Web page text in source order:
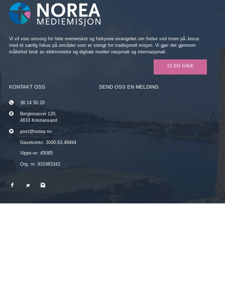
Vi vil vise omsorg for hele mennesket og forkynne evangeliet om frelse ved troen på Jesus,
med et særlig fokus på områder som er stengt for tradisjonell misjon. Vi gjør det gjennom
målrettet bruk av elektroniske og digitale medier nasjonalt og internasjonalt.
GI EN GAVE
KONTAKT OSS
38 14 50 20
Bergtorasvei 120,
4633 Kristiansand
post@norea.no
Gavekonto: 3000.63.49494
Vipps-nr: 45085
Org. nr: 931983342
SEND OSS EN MELDING